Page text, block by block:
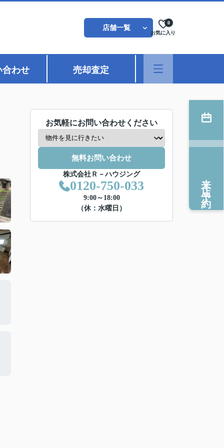
店舗一覧
お気に入り
0
合わせ 売却査定
お気軽にお問い合わせください
無料お問い合わせ
株式会社Ｒ－ハウジング
0120-750-033
9:00～18:00
（休：水曜日）
来店予約